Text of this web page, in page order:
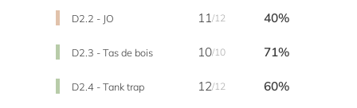
D2.2 - JO 11/12 40%
D2.3 - Tas de bois 10/10 71%
D2.4 - Tank trap 12/12 60%